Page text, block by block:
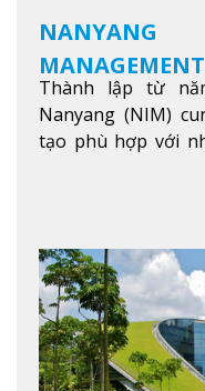
MANAGEMENT
Thành lập từ
Nanyang (NIM)
tạo phù hợp với
học tập và nghiên
kỹ năng, kiến thức
đối tác của trường